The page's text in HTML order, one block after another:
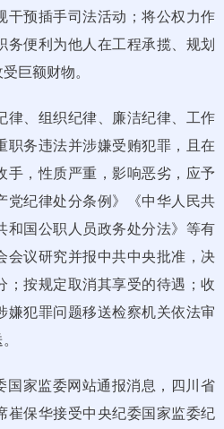
干预插手司法活动；将公权力作
务便利为他人在工程承揽、规划
巨额财物。
律、组织纪律、廉洁纪律、工作
职务违法并涉嫌受贿犯罪，且在
手，性质严重，影响恶劣，应予
党纪律处分条例》《中华人民共
和国公职人员政务处分法》等有
会议研究并报中共中央批准，决
；按规定取消其享受的待遇；收
嫌犯罪问题移送检察机关依法审
国家监委网站通报消息，四川省
崔保华接受中央纪委国家监委纪